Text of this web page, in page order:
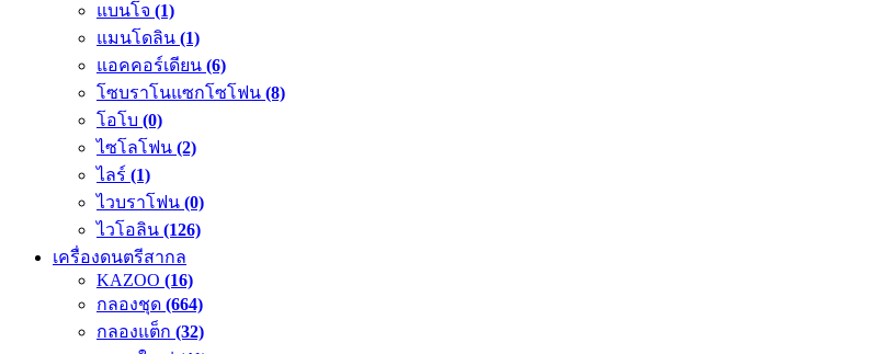
แบนโจ (1)
แมนโดลิน (1)
แอคคอร์เดียน (6)
โซบราโนแซกโซโฟน (8)
โอโบ (0)
ไซโลโฟน (2)
ไลร์ (1)
ไวบราโฟน (0)
ไวโอลิน (126)
เครื่องดนตรีสากล
KAZOO (16)
กลองชุด (664)
กลองแต็ก (32)